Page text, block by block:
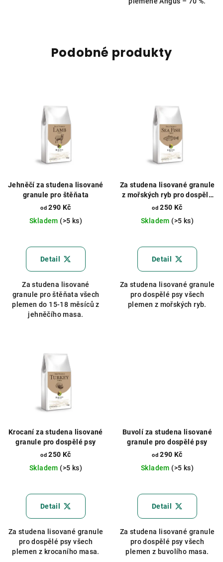
Podobné produkty
Jehněčí za studena lisované
granule pro štěňata
od 290 Kč
Skladem (>5 ks)
hodnocení
produktu
z
5
hvězdiček.
Detail
Za studena lisované
granule pro štěňata všech
plemen do 15-18 měsíců z
jehněčího masa.
Za studena lisované granule
z mořských ryb pro dospělé
psy
od 250 Kč
Skladem (>5 ks)
hodnocení
produktu
z
5
hvězdiček.
Detail
Za studena lisované granule
pro dospělé psy všech
plemen z mořských ryb.
Krocaní za studena lisované
granule pro dospělé psy
od 250 Kč
Skladem (>5 ks)
Detail
Za studena lisované granule
pro dospělé psy všech
plemen z krocaního masa.
Buvolí za studena lisované
granule pro dospělé psy
od 290 Kč
Skladem (>5 ks)
hodnocení
produktu
z
5
hvězdiček.
Detail
Za studena lisované granule
pro dospělé psy všech
plemen z buvolího masa.